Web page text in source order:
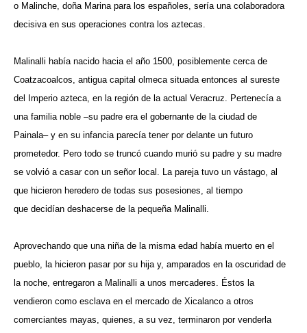
o Malinche, doña Marina para los españoles, sería una colaboradora
decisiva en sus operaciones contra los aztecas.
Malinalli había nacido hacia el año 1500, posiblemente cerca de
Coatzacoalcos, antigua capital olmeca situada entonces al sureste
del Imperio azteca, en la región de la actual Veracruz. Pertenecía a
una familia noble –su padre era el gobernante de la ciudad de
Painala– y en su infancia parecía tener por delante un futuro
prometedor. Pero todo se truncó cuando murió su padre y su madre
se volvió a casar con un señor local. La pareja tuvo un vástago, al
que hicieron heredero de todas sus posesiones, al tiempo
que decidían deshacerse de la pequeña Malinalli.
Aprovechando que una niña de la misma edad había muerto en el
pueblo, la hicieron pasar por su hija y, amparados en la oscuridad de
la noche, entregaron a Malinalli a unos mercaderes. Éstos la
vendieron como esclava en el mercado de Xicalanco a otros
comerciantes mayas, quienes, a su vez, terminaron por venderla